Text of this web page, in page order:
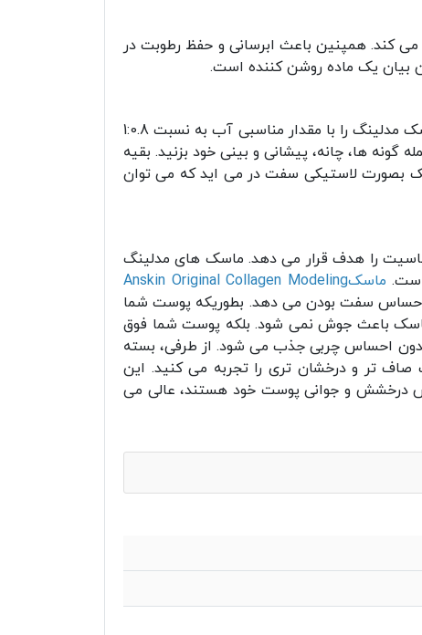
می کند. همپنین باعث ابرسانی و حفظ رطوبت در
بیان یک ماده روشن کننده است.
شما می توانید پس از پاکسازی پوست و تونر از این ماسک استفاده کنید. حدود 1 تا 2 قاشق غذاخوری از پودر ماسک مدلینگ را با مقدار مناسبی آب به نسبت 1:0.8
ها، چانه، پیشانی و بینی خود بزنید. بقیه
شود. پس از آن، ماسک بصورت لاستیکی سفت در می اید که می توان
را هدف قرار می دهد. ماسک های مدلینگ
ماسکAnskin Original Collagen Modeling
سفت بودن می دهد. بطوریکه پوست شما
ماسک باعث جوش نمی شود. بلکه پوست شما فوق
احساس چربی جذب می شود. از طرفی، بسته
تر و درخشان تری را تجربه می کنید. این
درخشش و جوانی پوست خود هستند، عالی می